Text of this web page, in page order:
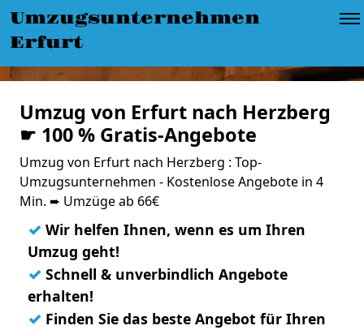
Umzugsunternehmen
Erfurt
Umzug von Erfurt nach Herzberg
☛ 100 % Gratis-Angebote
Umzug von Erfurt nach Herzberg : Top-
Umzugsunternehmen - Kostenlose Angebote in 4
Min. ➨ Umzüge ab 66€
✓ Wir helfen Ihnen, wenn es um Ihren
Umzug geht!
✓ Schnell & unverbindlich Angebote
erhalten!
✓ Finden Sie das beste Angebot für Ihren